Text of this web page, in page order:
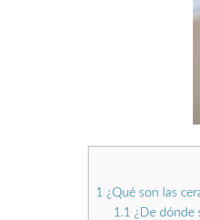
1 ¿Qué son las
1.1 ¿De dónde